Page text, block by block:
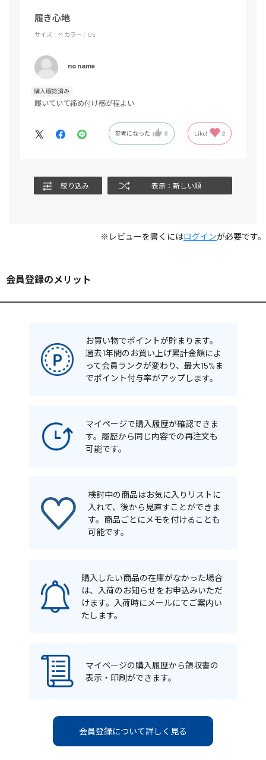
履き心地
サイズ：M カラー：05
no name
購入確認済み
履いていて締め付け感が程よい
参考になった 0 Like! 2
絞り込み 表示：新しい順
※レビューを書くにはログインが必要です。
会員登録のメリット
お買い物でポイントが貯まります。
過去1年間のお買い上げ累計金額によ
って会員ランクが変わり、最大15%ま
でポイント付与率がアップします。
マイページで購入履歴が確認できま
す。履歴から同じ内容での再注文も
可能です。
検討中の商品はお気に入りリストに
入れて、後から見直すことができま
す。商品ごとにメモを付けることも
可能です。
購入したい商品の在庫がなかった場合
は、入荷のお知らせをお申込みいただ
けます。入荷時にメールにてご案内い
たします。
マイページの購入履歴から領収書の
表示・印刷ができます。
会員登録について詳しく見る